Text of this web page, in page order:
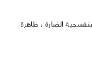
فوق البنفسجية الضارة ، ظاهرة